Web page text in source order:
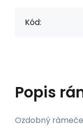
Kód:
Popis
Ozdobný